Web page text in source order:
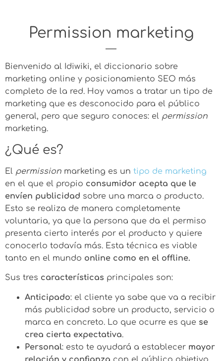
Permission marketing
Bienvenido al Idiwiki, el diccionario sobre
marketing online y posicionamiento SEO más
completo de la red. Hoy vamos a tratar un tipo de
marketing que es desconocido para el público
general, pero que seguro conoces: el permission
marketing.
¿Qué es?
El permission marketing es un tipo de marketing
en el que el propio consumidor acepta que le
envíen publicidad sobre una marca o producto.
Esto se realiza de manera completamente
voluntaria, ya que la persona que da el permiso
presenta cierto interés por el producto y quiere
conocerlo todavía más. Esta técnica es viable
tanto en el mundo online como en el offline.
Sus tres características principales son:
Anticipado: el cliente ya sabe que va a recibir
más publicidad sobre un producto, servicio o
marca en concreto. Lo que ocurre es que se
crea cierta expectativa.
Personal: esto te ayudará a establecer mayor